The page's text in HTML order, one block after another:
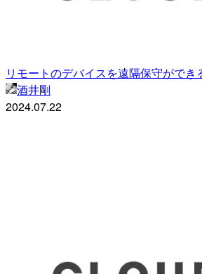
リモートのデバイスを遠隔保守がで
酒井剛
2024.07.22